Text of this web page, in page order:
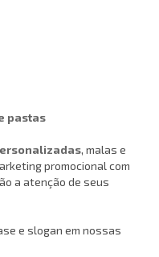
pastas
, malas e
promocional com
a atenção de seus
e slogan em nossas